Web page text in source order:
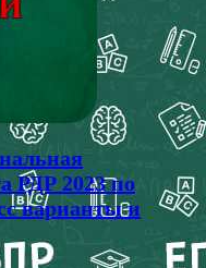
РДР 2023 по
варианты и